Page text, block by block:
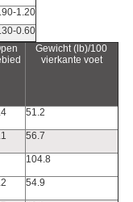
1.20
0.60
Gewicht (lb)/100
vierkante voet
51.2
56.7
104.8
54.9